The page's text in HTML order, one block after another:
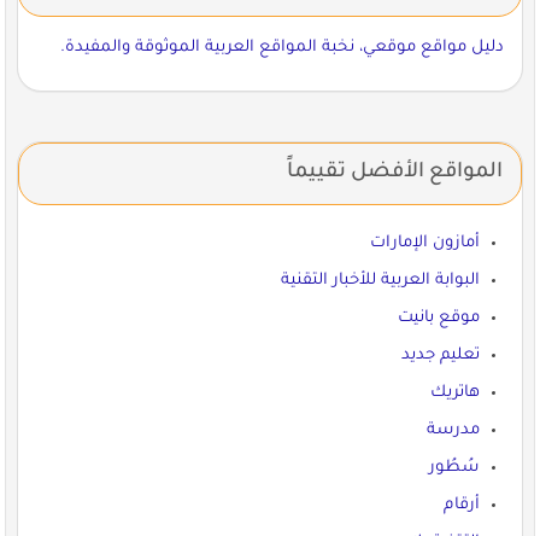
دليل مواقع موقعي، نخبة المواقع العربية الموثوقة والمفيدة.
المواقع الأفضل تقييماً
أمازون الإمارات
البوابة العربية للأخبار التقنية
موقع بانيت
تعليم جديد
هاتريك
مدرسة
سُطُور
أرقام